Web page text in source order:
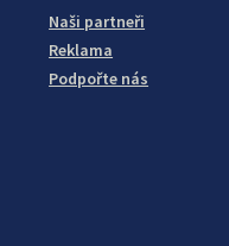
Naši partneři
Reklama
Podpořte nás